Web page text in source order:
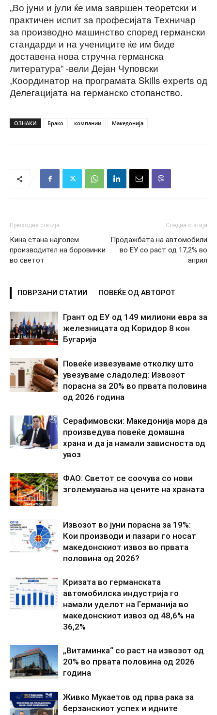
„Во јуни и јули ќе има завршен теоретски и
практичен испит за професијата Техничар
за производно машинство според германски
стандарди и на учениците ќе им биде
доставена нова стручна германска
литература“ -вели Дејан Чуповски
,Координатор на програмата Skills experts од
Делегацијата на германско стопанство.
ОЗНАКИ Брако компании Македонија
Претходна статија
Кина стана најголем
производител на боровинки
во светот
Следна статија
Продажбата на автомобили
во ЕУ со раст од 17,2% во
април
ПОВРЗАНИ СТАТИИ ПОВЕЌЕ ОД АВТОРОТ
Грант од ЕУ од 149 милиони евра за
железницата од Коридор 8 кон
Бугарија
Повеќе извезуваме отколку што
увезуваме сладолед: Извозот
порасна за 20% во првата половина
од 2026 година
Серафимовски: Македонија мора да
произведува повеќе домашна
храна и да ја намали зависноста од
увоз
ФАО: Светот се соочува со нови
зголемувања на цените на храната
Извозот во јуни порасна за 19%:
Кои производи и пазари го носат
македонскиот извоз во првата
половина од 2026?
Кризата во германската
автомобилска индустрија го
намали уделот на Германија во
македонскиот извоз од 48,6% на
36,2%
„Витаминка“ со раст на извозот од
20% во првата половина од 2026
година
Живко Мукаетов од прва рака за
берзанскиот успех и идните